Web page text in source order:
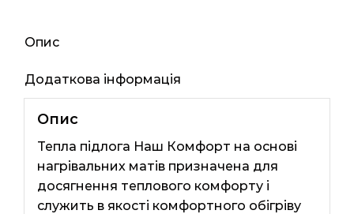
Опис
Додаткова інформація
Опис
Тепла підлога Наш Комфорт на основі
нагрівальних матів призначена для
досягнення теплового комфорту і
служить в якості комфортного обігріву